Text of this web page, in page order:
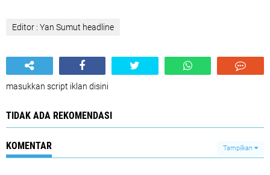
Editor : Yan Sumut headline
masukkan script iklan disini
TIDAK ADA REKOMENDASI
KOMENTAR Tampilkan